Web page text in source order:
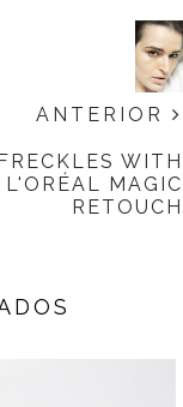
ANTERIOR
WITH
L'ORÉAL MAGIC
RETOUCH